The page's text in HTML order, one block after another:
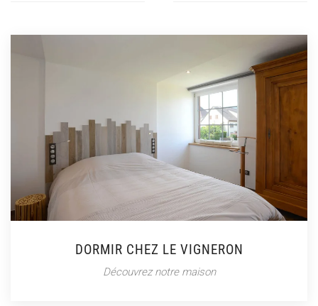
DORMIR CHEZ LE VIGNERON
Découvrez notre maison